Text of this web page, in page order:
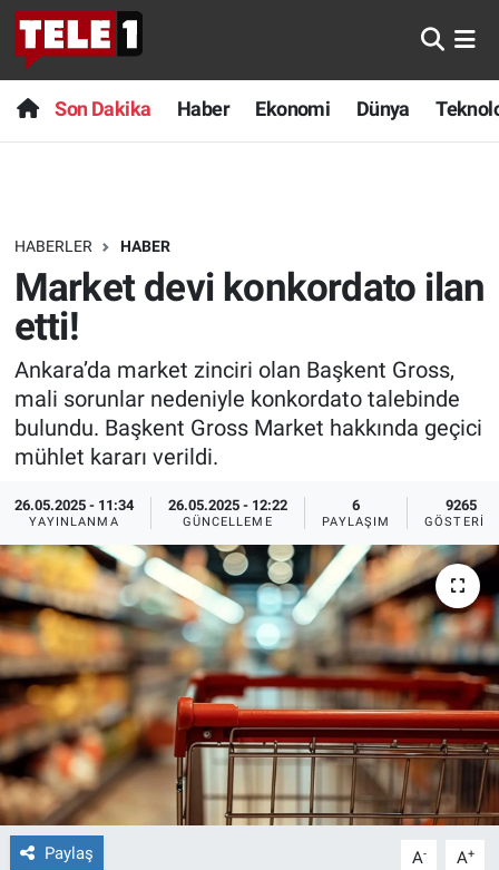
Son Dakika Haber Ekonomi Dünya
HABERLER HABER
Market devi konkordato ilan
etti!
Ankara’da market zinciri olan Başkent Gross,
mali sorunlar nedeniyle konkordato talebinde
bulundu. Başkent Gross Market hakkında geçici
mühlet kararı verildi.
26.05.2025 - 11:34
YAYINLANMA
26.05.2025 - 12:22
GÜNCELLEME
6
PAYLAŞIM
9265
GÖSTERIM
Paylaş A- A+
Anında Manşet
Başka Sohbetler
Bilim turu
Bilim ve Teknoloji Evreni
Doğa Konuşuyor
Dünya
Ege'den Esintiler
Eğitim
Eğlence
Ekonomi
Forum
Gerçeğin İzinde
Son Dakika
Haber
Dünya
Teknoloji
Sağlık
Spor
İletişim
Nöbetçi Eczaneler
Hava Durumu
Trafik Durumu
Süper Lig Puan Durumu ve Fikstür
Tüm Manşetler
Son Dakika Haberleri